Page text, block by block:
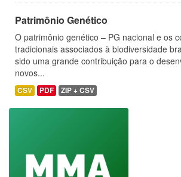
Patrimônio Genético
O patrimônio genético – PG nacional e os
tradicionais associados à biodiversidade
sido uma grande contribuição para o
novos...
CSV PDF ZIP + CSV